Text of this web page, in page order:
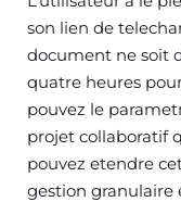
son lien de
document ne soit
quatre heures
pouvez le
projet collaboratif
pouvez etendre
gestion granulaire